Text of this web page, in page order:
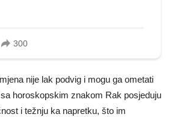
nije lak podvig i mogu ga ometati
horoskopskim znakom Rak posjeduju
i težnju ka napretku, što im